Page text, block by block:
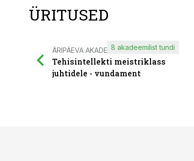
ÜRITUSED
ÄRIPÄEVA AKADEEMIA
Tehisintellekti meistriklass
juhtidele - vundament
8 akadeemilist tundi